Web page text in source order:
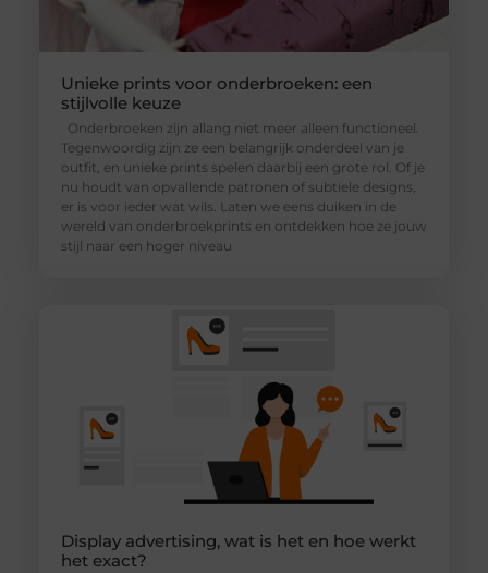
Unieke prints voor onderbroeken: een
stijlvolle keuze
Onderbroeken zijn allang niet meer alleen functioneel.
Tegenwoordig zijn ze een belangrijk onderdeel van je
outfit, en unieke prints spelen daarbij een grote rol. Of je
nu houdt van opvallende patronen of subtiele designs,
er is voor ieder wat wils. Laten we eens duiken in de
wereld van onderbroekprints en ontdekken hoe ze jouw
stijl naar een hoger niveau
Display advertising, wat is het en hoe werkt
het exact?